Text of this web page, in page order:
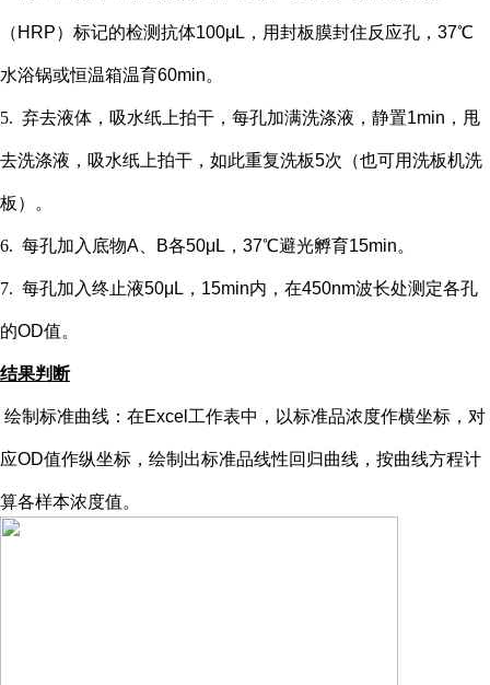
（ HRP）标记的检测抗体100μL，用封板膜封住反应孔，37℃
水浴锅或恒温箱温育60min。
5. 弃去液体，吸水纸上拍干，每孔加满洗涤液，静置1min，甩
去洗涤液，吸水纸上拍干，如此重复洗板5次（也可用洗板机洗
板）。
6. 每孔加入底物A、B各50μL，37℃避光孵育15min。
7. 每孔加入终止液50μL，15min内，在450nm波长处测定各孔
的OD值。
结果判断
绘制标准曲线：在Excel工作表中，以标准品浓度作横坐标，对
应OD值作纵坐标，绘制出标准品线性回归曲线，按曲线方程计
算各样本浓度值。